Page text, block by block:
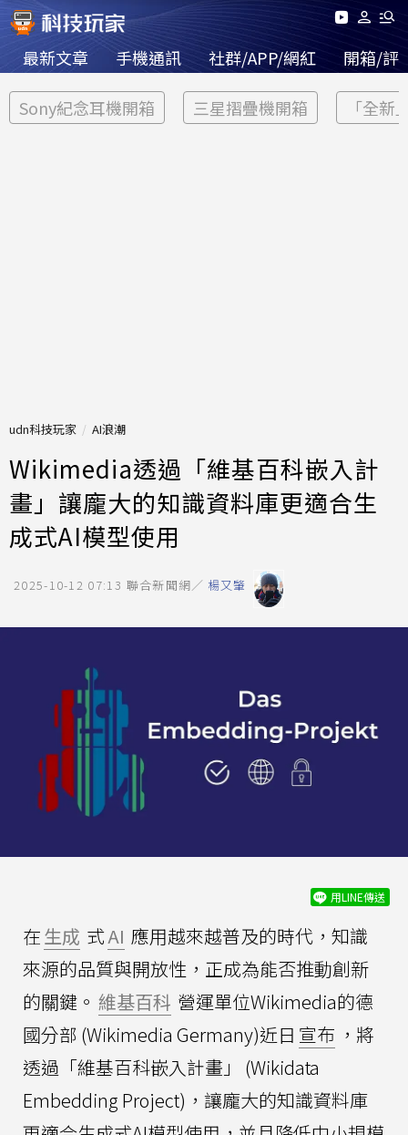
最新文章 手機通訊 社群/APP/網紅 開箱/評
Sony紀念耳機開箱 三星摺疊機開箱 「全新
udn科技玩家 AI浪潮
Wikimedia透過「維基百科嵌入計
畫」讓龐大的知識資料庫更適合生
成式AI模型使用
2025-10-12 07:13 聯合新聞網／ 楊又肇
用LINE傳送
在生成 式AI 應用越來越普及的時代，知識
來源的品質與開放性，正成為能否推動創新
的關鍵。 維基百科 營運單位Wikimedia的德
國分部 (Wikimedia Germany)近日 宣布 ，將
透過「維基百科嵌入計畫」 (Wikidata
Embedding Project)，讓龐大的知識資料庫